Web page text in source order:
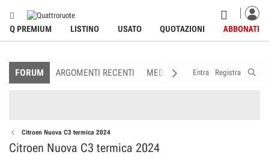
Q PREMIUM LISTINO USATO QUOTAZIONI ABBONATI
FORUM ARGOMENTI RECENTI MEDIA MEMBRI
Entra Registra
Citroen Nuova C3 termica 2024
Citroen Nuova C3 termica 2024